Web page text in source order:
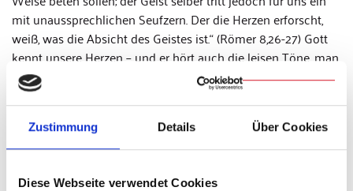
Zustimmung Details Über Cookies
Diese Webseite verwendet Cookies
mit unaussprechlichen Seufzern. Der die Herzen erforscht,
weiß, was die Absicht des Geistes ist.“ (Römer 8,26-27) Gott
kennt unsere Herzen – und er hört auch die leisen Töne, man
könnte auch sagen: die „Herztöne“. In den größten Krisen
können wir darauf vertrauen, dass Gott an unserer Seite ist.
aussprechen. Macht das nicht Hoffnung?